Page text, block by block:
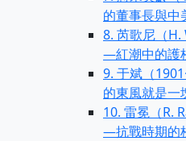
的董事長與中
8. 芮歌尼（H.
—紅潮中的護
9. 于斌（
的東風就是一
10. 雷冕（R.
—抗戰時期的